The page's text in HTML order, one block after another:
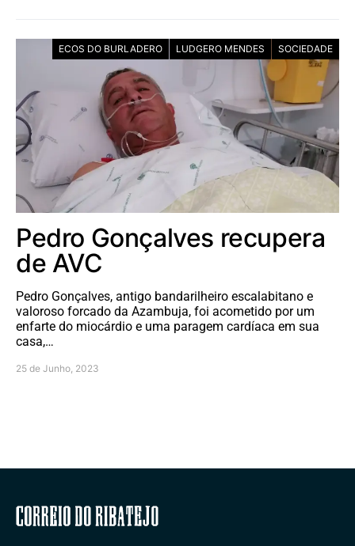
ECOS DO BURLADERO LUDGERO MENDES SOCIEDADE
Pedro Gonçalves recupera
de AVC
Pedro Gonçalves, antigo bandarilheiro escalabitano e
valoroso forcado da Azambuja, foi acometido por um
enfarte do miocárdio e uma paragem cardíaca em sua
casa,…
25 de Junho, 2023
Correio do Ribatejo